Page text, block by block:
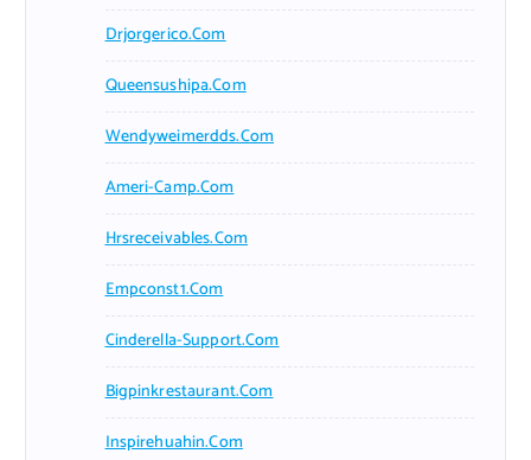
Drjorgerico.com
Queensushipa.com
Wendyweimerdds.com
Ameri-Camp.com
Hrsreceivables.com
Empconst1.com
Cinderella-Support.com
Bigpinkrestaurant.com
Inspirehuahin.com